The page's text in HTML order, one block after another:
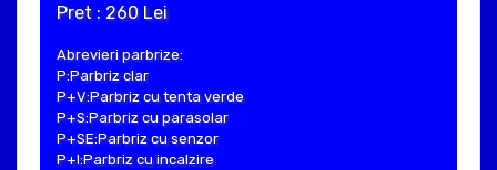
Pret : 260 Lei
Abrevieri parbrize:
P:Parbriz clar
P+V:Parbriz cu tenta verde
P+S:Parbriz cu parasolar
P+SE:Parbriz cu senzor
P+I:Parbriz cu incalzire